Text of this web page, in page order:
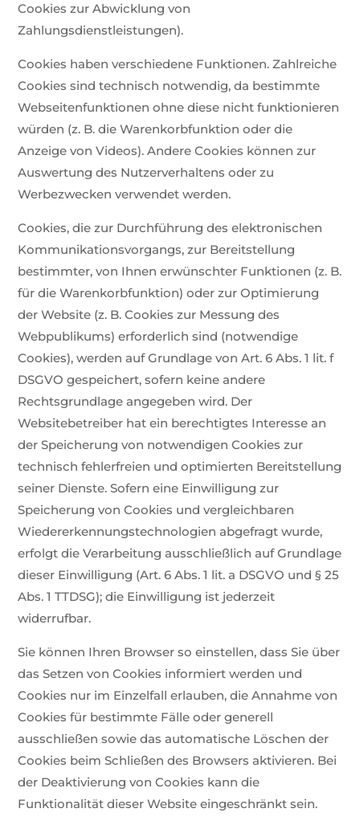
Cookies zur Abwicklung von
Zahlungsdienstleistungen).
Cookies haben verschiedene Funktionen. Zahlreiche
Cookies sind technisch notwendig, da bestimmte
Webseitenfunktionen ohne diese nicht funktionieren
würden (z. B. die Warenkorbfunktion oder die
Anzeige von Videos). Andere Cookies können zur
Auswertung des Nutzerverhaltens oder zu
Werbezwecken verwendet werden.
Cookies, die zur Durchführung des elektronischen
Kommunikationsvorgangs, zur Bereitstellung
bestimmter, von Ihnen erwünschter Funktionen (z. B.
für die Warenkorbfunktion) oder zur Optimierung
der Website (z. B. Cookies zur Messung des
Webpublikums) erforderlich sind (notwendige
Cookies), werden auf Grundlage von Art. 6 Abs. 1 lit. f
DSGVO gespeichert, sofern keine andere
Rechtsgrundlage angegeben wird. Der
Websitebetreiber hat ein berechtigtes Interesse an
der Speicherung von notwendigen Cookies zur
technisch fehlerfreien und optimierten Bereitstellung
seiner Dienste. Sofern eine Einwilligung zur
Speicherung von Cookies und vergleichbaren
Wiedererkennungstechnologien abgefragt wurde,
erfolgt die Verarbeitung ausschließlich auf Grundlage
dieser Einwilligung (Art. 6 Abs. 1 lit. a DSGVO und § 25
Abs. 1 TTDSG); die Einwilligung ist jederzeit
widerrufbar.
Sie können Ihren Browser so einstellen, dass Sie über
das Setzen von Cookies informiert werden und
Cookies nur im Einzelfall erlauben, die Annahme von
Cookies für bestimmte Fälle oder generell
ausschließen sowie das automatische Löschen der
Cookies beim Schließen des Browsers aktivieren. Bei
der Deaktivierung von Cookies kann die
Funktionalität dieser Website eingeschränkt sein.